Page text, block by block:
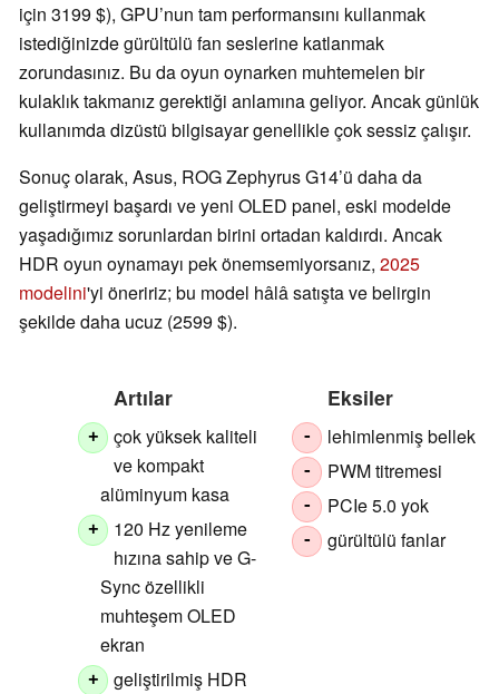
için 3199 $), GPU’nun tam performansını kullanmak
istediğinizde gürültülü fan seslerine katlanmak
zorundasınız. Bu da oyun oynarken muhtemelen bir
kulaklık takmanız gerektiği anlamına geliyor. Ancak günlük
kullanımda dizüstü bilgisayar genellikle çok sessiz çalışır.
Sonuç olarak, Asus, ROG Zephyrus G14’ü daha da
geliştirmeyi başardı ve yeni OLED panel, eski modelde
yaşadığımız sorunlardan birini ortadan kaldırdı. Ancak
HDR oyun oynamayı pek önemsemiyorsanız, 2025
modelini'yi öneririz; bu model hâlâ satışta ve belirgin
şekilde daha ucuz (2599 $).
Artılar
+
çok yüksek kaliteli
ve kompakt
alüminyum kasa
+
120 Hz yenileme
hızına sahip ve G-
Sync özellikli
muhteşem OLED
ekran
+
geliştirilmiş HDR
Eksiler
- lehimlenmiş bellek
- PWM titremesi
- PCIe 5.0 yok
- gürültülü fanlar